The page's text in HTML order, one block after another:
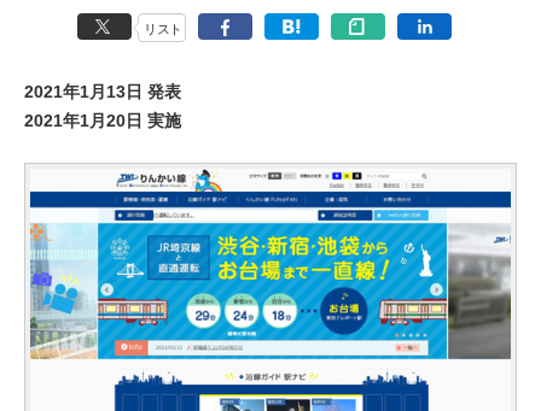
リスト
2021年1月13日 発表
2021年1月20日 実施